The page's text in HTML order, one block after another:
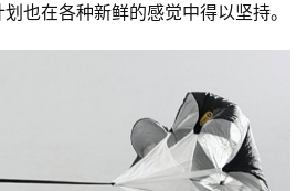
也在各种新鲜的感觉中得以坚持。